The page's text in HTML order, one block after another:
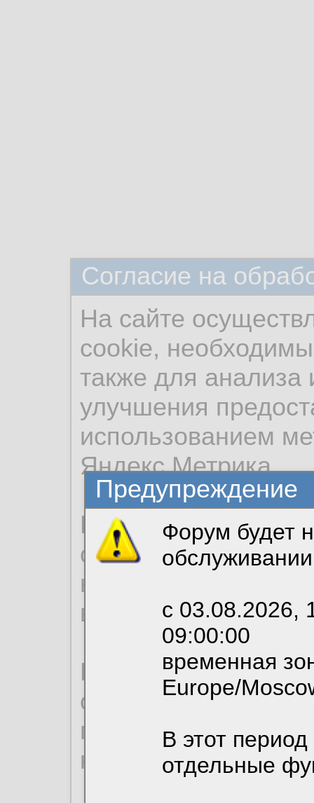
Предупреждение
Форум будет
с 03.08.2026,
09:00:00
временная
Europe/
В этот
отдельные
Согласие на
На сайте
cookie,
также для анализа
улучшения
использованием
Яндекс.Метрика.
Продолжая
согласие на
необходимых для
вы можете
По
ознакомиться с
пользовательским